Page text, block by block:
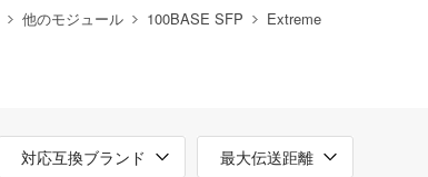
他のモジュール 100BASE SFP Extreme
対応互換ブランド 最大伝送距離